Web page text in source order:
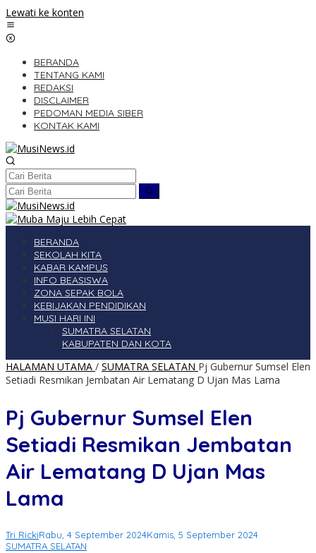
Lewati ke konten
BERANDA
TENTANG KAMI
REDAKSI
DISCLAIMER
PEDOMAN MEDIA SIBER
KONTAK KAMI
BERANDA
SEKOLAH KITA
KABAR KAMPUS
INFO BEASISWA
ZONA SEPAK BOLA
KEBIJAKAN PENDIDIKAN
MUSI HARI INI
SUMATRA SELATAN
KABUPATEN DAN KOTA
HALAMAN UTAMA / SUMATRA SELATAN Pj Gubernur Sumsel Elen
Setiadi Resmikan Jembatan Air Lematang D Ujan Mas Lama
Pj Gubernur Sumsel Elen
Setiadi Resmikan Jembatan
Air Lematang D Ujan Mas
Lama
Tri RickiRabu, 4 September 2024Kamis, 5 September 2024
SUMATRA SELATAN